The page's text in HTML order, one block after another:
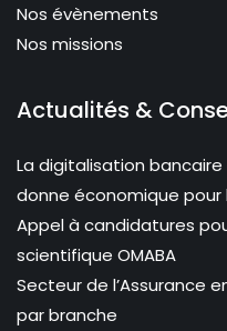
Nos évènements
Nos missions
Actualités &
La digitalisation bancaire
donne économique
Appel à candidatures
scientifique OMABA
Secteur de l’Assurance
par branche